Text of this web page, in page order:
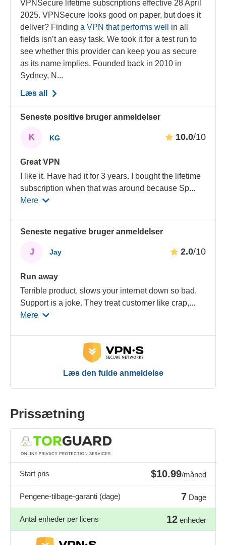
VPNSecure lifetime subscriptions effective 28 April
2025. VPNSecure looks good on paper, but does it
deliver? Findinga VPN that performs well
in all
fields isn’t an easy task. We took it for a test run to
see whether this provider can keep you as secure
as its name implies. Founded back in 2010 in
Sydney, N...
Læs all
Seneste positive bruger anmeldelser
K KG 10.0/10
Great VPN
I like it. Have had it for 3 years. I bought the lifetime
subscription when that was around because Sp...
Mere
Seneste negative bruger anmeldelser
J Jay 2.0/10
Run away
Terrible product, slows your internet down so bad.
Support is a joke. They treat customer like crap,...
Mere
Læs den fulde anmeldelse
Prissætning
Start pris $10.99/måned
Pengene-tilbage-garanti (dage) 7 Dage
Antal enheder per licens 12 enheder